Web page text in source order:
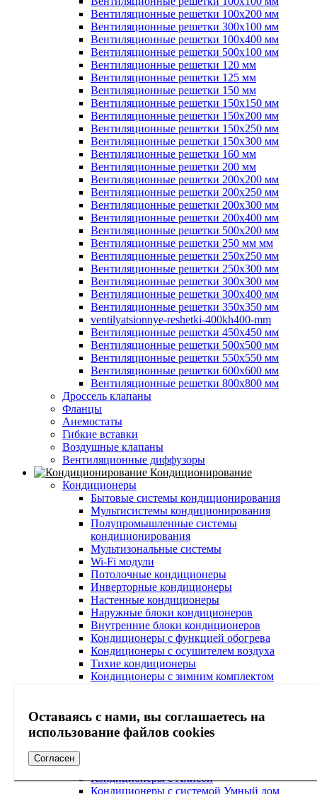
Оставаясь с нами, вы соглашаетесь на
использование файлов cookies
Согласен
Вентиляционные решетки 100х200 мм
Вентиляционные решетки 300х100 мм
Вентиляционные решетки 100х400 мм
Вентиляционные решетки 500х100 мм
Вентиляционные решетки 120 мм
Вентиляционные решетки 125 мм
Вентиляционные решетки 150 мм
Вентиляционные решетки 150х150 мм
Вентиляционные решетки 150х200 мм
Вентиляционные решетки 150х250 мм
Вентиляционные решетки 150х300 мм
Вентиляционные решетки 160 мм
Вентиляционные решетки 200 мм
Вентиляционные решетки 200х200 мм
Вентиляционные решетки 200х250 мм
Вентиляционные решетки 200х300 мм
Вентиляционные решетки 200х400 мм
Вентиляционные решетки 500х200 мм
Вентиляционные решетки 250 мм мм
Вентиляционные решетки 250х250 мм
Вентиляционные решетки 250х300 мм
Вентиляционные решетки 300х300 мм
Вентиляционные решетки 300х400 мм
Вентиляционные решетки 350х350 мм
ventilyatsionnye-reshetki-400kh400-mm
Вентиляционные решетки 450х450 мм
Вентиляционные решетки 500х500 мм
Вентиляционные решетки 550х550 мм
Вентиляционные решетки 600х600 мм
Вентиляционные решетки 800х800 мм
Дроссель клапаны
Фланцы
Анемостаты
Гибкие вставки
Воздушные клапаны
Вентиляционные диффузоры
Кондиционирование
Кондиционеры
Бытовые системы кондиционирования
Мультисистемы кондиционирования
Полупромышленные системы
кондиционирования
Мультизональные системы
Wi-Fi модули
Потолочные кондиционеры
Инверторные кондиционеры
Настенные кондиционеры
Наружные блоки кондиционеров
Внутренние блоки кондиционеров
Кондиционеры с функцией обогрева
Кондиционеры с осушителем воздуха
Тихие кондиционеры
Кондиционеры с зимним комплектом
Кондиционеры с Wi-Fi
Кондиционеры с очисткой воздуха
Кондиционеры с ультрафиолетовой лампой
Кондиционеры с Алисой
Кондиционеры с системой Умный дом